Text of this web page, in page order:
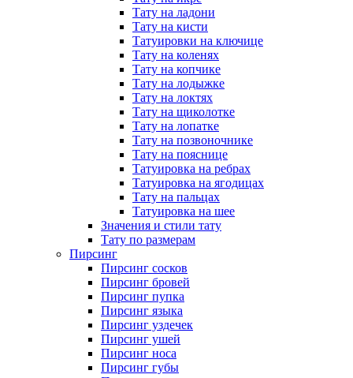
Тату на ладони
Тату на кисти
Татуировки на ключице
Тату на коленях
Тату на копчике
Тату на лодыжке
Тату на локтях
Тату на щиколотке
Тату на лопатке
Тату на позвоночнике
Тату на пояснице
Татуировка на ребрах
Татуировка на ягодицах
Тату на пальцах
Татуировка на шее
Значения и стили тату
Тату по размерам
Пирсинг
Пирсинг сосков
Пирсинг бровей
Пирсинг пупка
Пирсинг языка
Пирсинг уздечек
Пирсинг ушей
Пирсинг носа
Пирсинг губы